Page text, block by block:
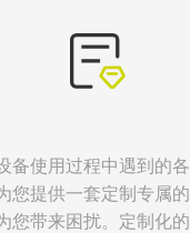
备使用过程中遇到的
您提供一套定制专属
您带来困扰。定制化